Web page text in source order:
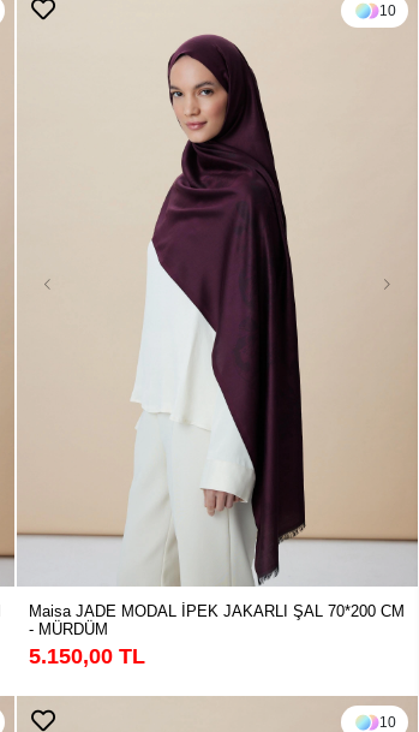
10
Maisa JADE MODAL İPEK JAKARLI ŞAL 70*200 CM
- MÜRDÜM
5.150,00 TL
10